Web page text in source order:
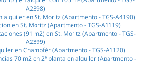
A2398)
alquiler en St. Moritz (Apartmento - TGS-A4190)
en St. Moritz (Apartmento - TGS-A1119)
(91 m2) en St. Moritz (Apartmento - TGS-
A2399)
en Champfèr (Apartmento - TGS-A1120)
70 m2 en 2ª planta en alquiler (Apartmento -